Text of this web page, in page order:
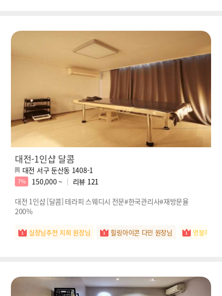
대전-1인샵 달콤
대전 서구 둔산동 1408-1
7% 150,000 ~ 리뷰 121
대전 1인샵 [달콤] 테라피 스웨디시 전문#한국관리사#재방문율
200%
실장님추천 지희 원장님 힐링아이콘 다민 원장님 명불허전